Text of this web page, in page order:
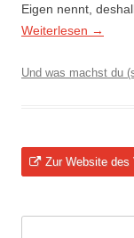
Eigen nennt,
Weiterlesen →
Und was machst du
Zur Website des